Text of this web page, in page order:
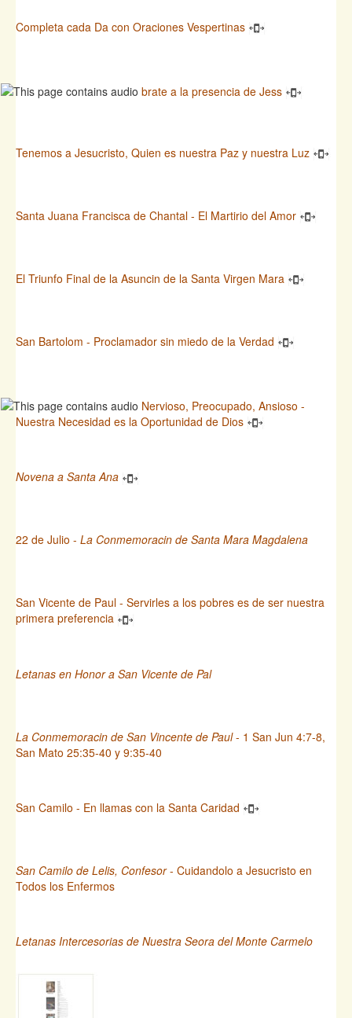
Completa cada Da con Oraciones Vespertinas
brate a la presencia de Jess
Tenemos a Jesucristo, Quien es nuestra Paz y nuestra Luz
Santa Juana Francisca de Chantal - El Martirio del Amor
El Triunfo Final de la Asuncin de la Santa Virgen Mara
San Bartolom - Proclamador sin miedo de la Verdad
Nervioso, Preocupado, Ansioso -
Nuestra Necesidad es la Oportunidad de Dios
Novena a Santa Ana
22 de Julio - La Conmemoracin de Santa Mara Magdalena
San Vicente de Paul - Servirles a los pobres es de ser nuestra
primera preferencia
Letanas en Honor a San Vicente de Pal
La Conmemoracin de San Vincente de Paul- 1 San Jun 4:7-8,
San Mato 25:35-40 y 9:35-40
San Camilo - En llamas con la Santa Caridad
San Camilo de Lelis, Confesor- Cuidandolo a Jesucristo en
Todos los Enfermos
Letanas Intercesorias de Nuestra Seora del Monte Carmelo